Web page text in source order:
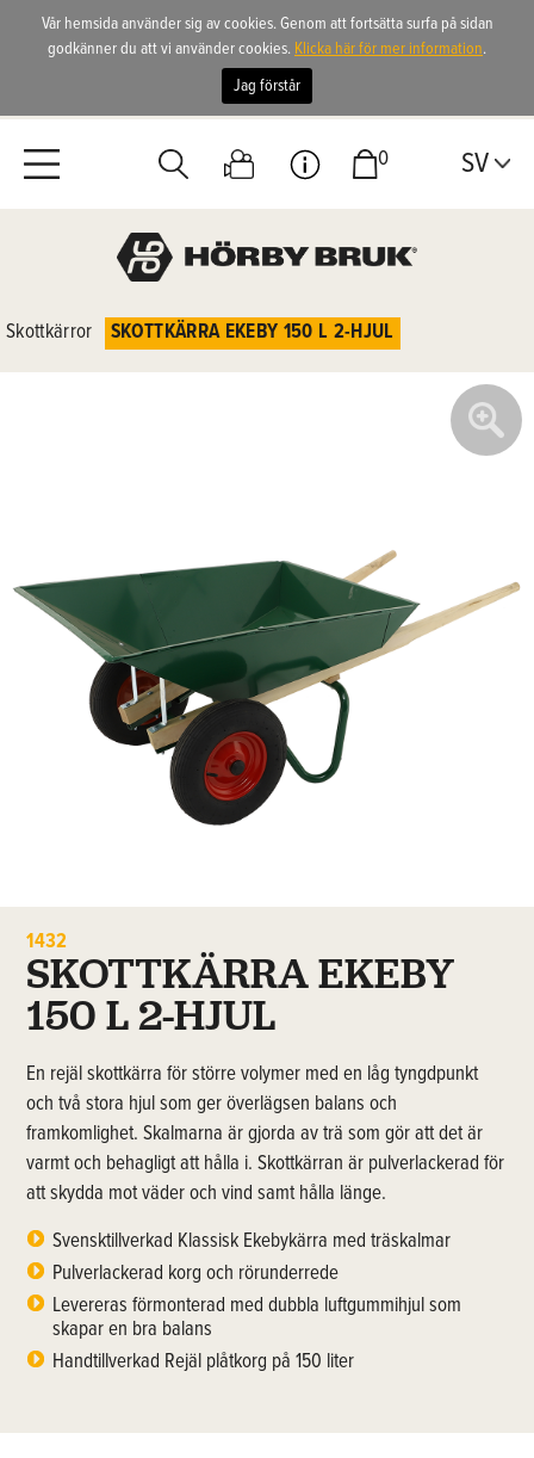
0 SV
Skottkärror SKOTTKÄRRA EKEBY 150 L 2-HJUL
1432
SKOTTKÄRRA EKEBY
150 L 2-HJUL
En rejäl skottkärra för större volymer med en låg tyngdpunkt
och två stora hjul som ger överlägsen balans och
framkomlighet. Skalmarna är gjorda av trä som gör att det är
varmt och behagligt att hålla i. Skottkärran är pulverlackerad för
att skydda mot väder och vind samt hålla länge.
Svensktillverkad Klassisk Ekebykärra med träskalmar
Pulverlackerad korg och rörunderrede
Levereras förmonterad med dubbla luftgummihjul som
skapar en bra balans
Handtillverkad Rejäl plåtkorg på 150 liter
Vår hemsida använder sig av cookies. Genom att fortsätta surfa på sidan
godkänner du att vi använder cookies. Klicka här för mer information.
Jag förstår